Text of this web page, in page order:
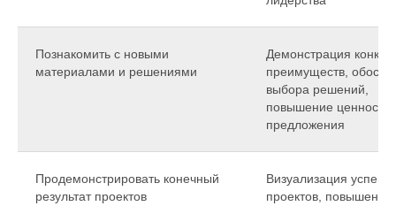
Познакомить с новыми
материалами и решениями
Демонстрация
преимуществ,
выбора решений,
повышение ценности
предложения
Продемонстрировать конечный
результат проектов
Визуализация
проектов, повышение